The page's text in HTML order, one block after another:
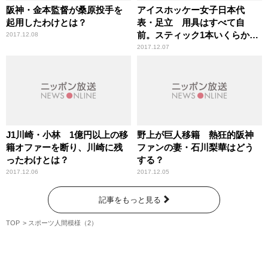
阪神・金本監督が桑原投手を
起用したわけとは？
2017.12.08
アイスホッケー女子日本代
表・足立 用具はすべて自
前。スティック1本いくらか知
っていますか？
2017.12.07
J1川崎・小林 1億円以上の移
籍オファーを断り、川崎に残
ったわけとは？
2017.12.06
野上が巨人移籍 熱狂的阪神
ファンの妻・石川梨華はどう
する？
2017.12.05
記事をもっと見る
TOP スポーツ人間模様（2）